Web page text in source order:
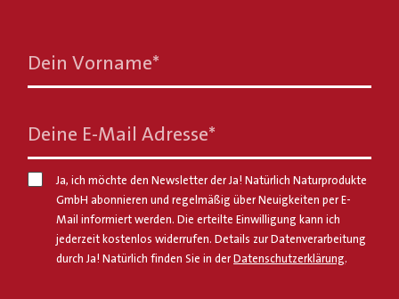
Dein Vorname*
Deine E-Mail Adresse*
Ja, ich möchte den Newsletter der Ja! Natürlich Naturprodukte
GmbH abonnieren und regelmäßig über Neuigkeiten per E-
Mail informiert werden. Die erteilte Einwilligung kann ich
jederzeit kostenlos widerrufen. Details zur Datenverarbeitung
durch Ja! Natürlich finden Sie in derDatenschutzerklärung.